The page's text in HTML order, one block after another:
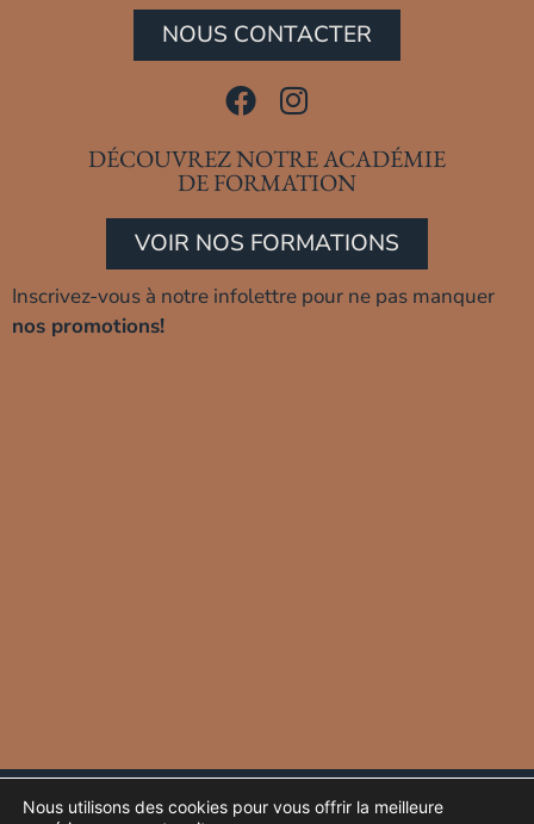
NOUS CONTACTER
DÉCOUVREZ NOTRE ACADÉMIE
DE FORMATION
VOIR NOS FORMATIONS
Inscrivez-vous à notre infolettre pour ne pas manquer
nos promotions!
Protection de vos données Glossaire
Nous utilisons des cookies pour vous offrir la meilleure